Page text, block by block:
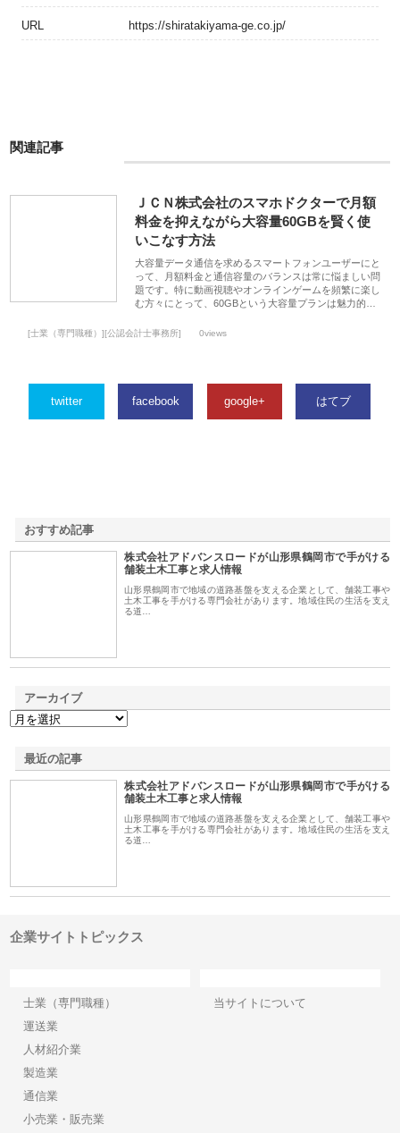
URL https://shiratakiyama-ge.co.jp/
関連記事
ＪＣＮ株式会社のスマホドクターで月額
料金を抑えながら大容量60GBを賢く使
いこなす方法
大容量データ通信を求めるスマートフォンユーザーにと
って、月額料金と通信容量のバランスは常に悩ましい問
題です。特に動画視聴やオンラインゲームを頻繁に楽し
む方々にとって、60GBという大容量プランは魅力的…
[士業（専門職種）][公認会計士事務所] 0views
twitter facebook google+ はてブ
おすすめ記事
株式会社アドバンスロードが山形県鶴岡市で手がける
舗装土木工事と求人情報
山形県鶴岡市で地域の道路基盤を支える企業として、舗装工事や
土木工事を手がける専門会社があります。地域住民の生活を支え
る道…
アーカイブ
最近の記事
株式会社アドバンスロードが山形県鶴岡市で手がける
舗装土木工事と求人情報
山形県鶴岡市で地域の道路基盤を支える企業として、舗装工事や
土木工事を手がける専門会社があります。地域住民の生活を支え
る道…
企業サイトトピックス
士業（専門職種）
運送業
人材紹介業
製造業
通信業
小売業・販売業
当サイトについて